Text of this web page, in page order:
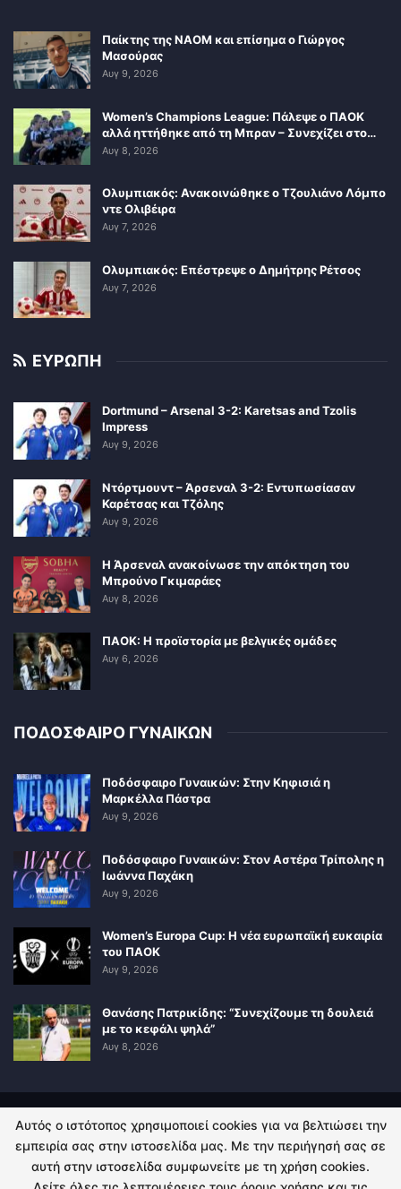
Παίκτης της ΝΑΟΜ και επίσημα ο Γιώργος
Μασούρας
Αυγ 9, 2026
Women’s Champions League: Πάλεψε ο ΠΑΟΚ
αλλά ηττήθηκε από τη Μπραν – Συνεχίζει στο…
Αυγ 8, 2026
Ολυμπιακός: Ανακοινώθηκε ο Τζουλιάνο Λόμπο
ντε Ολιβέιρα
Αυγ 7, 2026
Ολυμπιακός: Επέστρεψε ο Δημήτρης Ρέτσος
Αυγ 7, 2026
ΕΥΡΩΠΗ
Dortmund – Arsenal 3-2: Karetsas and Tzolis
Impress
Αυγ 9, 2026
Ντόρτμουντ – Άρσεναλ 3-2: Εντυπωσίασαν
Καρέτσας και Τζόλης
Αυγ 9, 2026
Η Άρσεναλ ανακοίνωσε την απόκτηση του
Μπρούνο Γκιμαράες
Αυγ 8, 2026
ΠΑΟΚ: Η προϊστορία με βελγικές ομάδες
Αυγ 6, 2026
ΠΟΔΟΣΦΑΙΡΟ ΓΥΝΑΙΚΩΝ
Ποδόσφαιρο Γυναικών: Στην Κηφισιά η
Μαρκέλλα Πάστρα
Αυγ 9, 2026
Ποδόσφαιρο Γυναικών: Στον Αστέρα Τρίπολης η
Ιωάννα Παχάκη
Αυγ 9, 2026
Women’s Europa Cup: Η νέα ευρωπαϊκή ευκαιρία
του ΠΑΟΚ
Αυγ 9, 2026
Θανάσης Πατρικίδης: “Συνεχίζουμε τη δουλειά
με το κεφάλι ψηλά”
Αυγ 8, 2026
ΠΟΛΙΤΙΚΗ ΑΠΟΡΡΗΤΟΥ ΕΠΙΚΟΙΝΩΝΙΑ
© 2026 - Kingsport.gr. All Rights Reserved.
Αυτός ο ιστότοπος χρησιμοποιεί cookies για να βελτιώσει την
εμπειρία σας στην ιστοσελίδα μας. Με την περιήγησή σας σε
αυτή στην ιστοσελίδα συμφωνείτε με τη χρήση cookies.